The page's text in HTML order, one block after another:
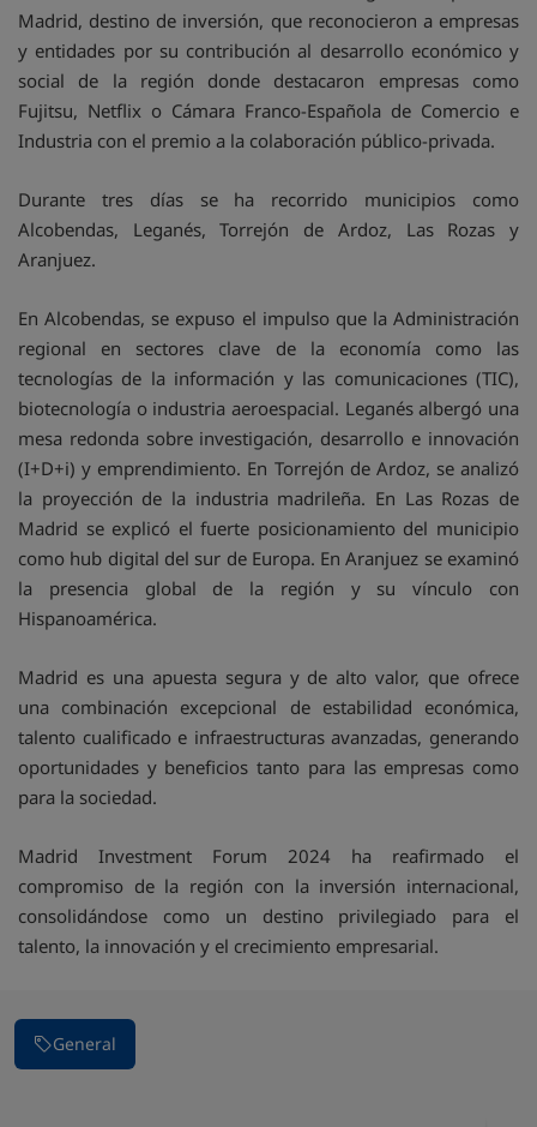
Madrid, destino de inversión, que reconocieron a empresas
y entidades por su contribución al desarrollo económico y
social de la región donde destacaron empresas como
Fujitsu, Netflix o Cámara Franco-Española de Comercio e
Industria con el premio a la colaboración público-privada.
Durante tres días se ha recorrido municipios como
Alcobendas, Leganés, Torrejón de Ardoz, Las Rozas y
Aranjuez.
En Alcobendas, se expuso el impulso que la Administración
regional en sectores clave de la economía como las
tecnologías de la información y las comunicaciones (TIC),
biotecnología o industria aeroespacial. Leganés albergó una
mesa redonda sobre investigación, desarrollo e innovación
(I+D+i) y emprendimiento. En Torrejón de Ardoz, se analizó
la proyección de la industria madrileña. En Las Rozas de
Madrid se explicó el fuerte posicionamiento del municipio
como hub digital del sur de Europa. En Aranjuez se examinó
la presencia global de la región y su vínculo con
Hispanoamérica.
Madrid es una apuesta segura y de alto valor, que ofrece
una combinación excepcional de estabilidad económica,
talento cualificado e infraestructuras avanzadas, generando
oportunidades y beneficios tanto para las empresas como
para la sociedad.
Madrid Investment Forum 2024 ha reafirmado el
compromiso de la región con la inversión internacional,
consolidándose como un destino privilegiado para el
talento, la innovación y el crecimiento empresarial.
General